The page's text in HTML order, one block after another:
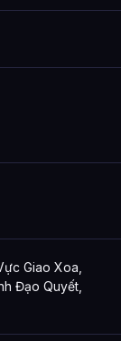
Giao Xoa,
Đạo Quyết,